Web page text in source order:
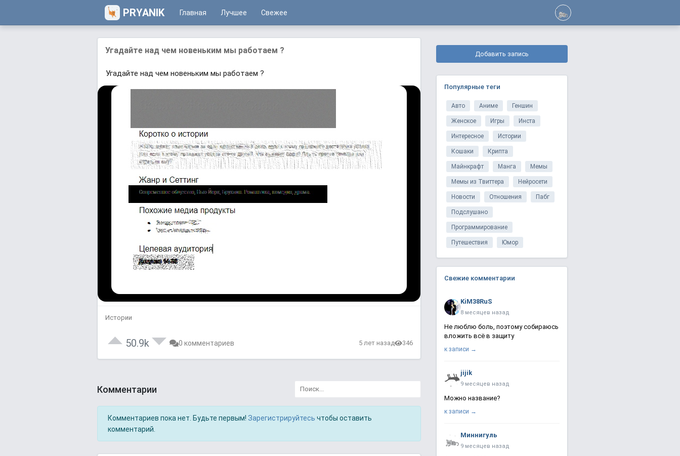
PRYANIK Главная Лучшее Свежее
Угадайте над чем новеньким мы работаем ?
Угадайте над чем новеньким мы работаем ?
Истории
50.9k 0 комментариев 5 лет назад 346
Комментарии
Комментариев пока нет. Будьте первым! Зарегистрируйтесь чтобы оставить
комментарий.
Добавить запись
Популярные теги
Авто Аниме Геншин
Женское Игры Инста
Интересное Истории
Кошаки Крипта
Майнкрафт Манга Мемы
Мемы из Твиттера Нейросети
Новости Отношения Пабг
Подслушано
Программирование
Путешествия Юмор
Свежие комментарии
KiM38RuS
8 месяцев назад
Не люблю боль, поэтому собираюсь
вложить всё в защиту
к записи →
jijik
9 месяцев назад
Можно название?
к записи →
Миннигуль
9 месяцев назад